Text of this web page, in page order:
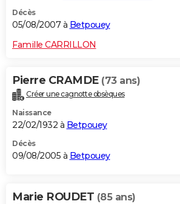
Décès
05/08/2007 à Betpouey
Famille CARRILLON
Pierre CRAMDE (73 ans)
Créer une cagnotte obsèques
Naissance
22/02/1932 à Betpouey
Décès
09/08/2005 à Betpouey
Marie ROUDET (85 ans)